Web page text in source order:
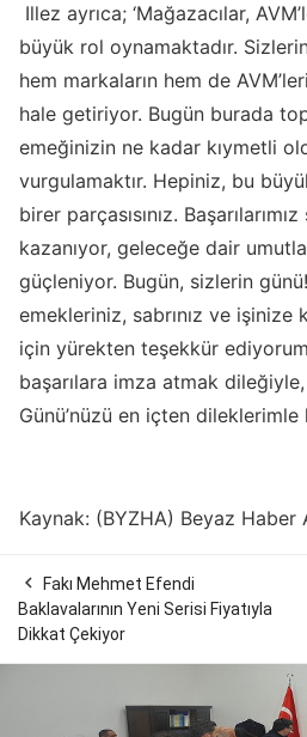
Illez ayrıca; ‘Mağazacılar,
büyük rol oynamaktadır.
hem markaların hem de
hale getiriyor. Bugün burada
emeğinizin ne kadar kıymetli
vurgulamaktır. Hepiniz, bu
birer parçasısınız.
kazanıyor, geleceğe dair
güçleniyor. Bugün, sizlerin
emekleriniz, sabrınız ve işinize
için yürekten teşekkür
başarılara imza atmak
Günü’nüzü en içten dileklerimle
Kaynak: (BYZHA) Beyaz Haber

Fakı Mehmet Efendi
Baklavalarının Yeni Serisi Fiyatıyla
Dikkat Çekiyor